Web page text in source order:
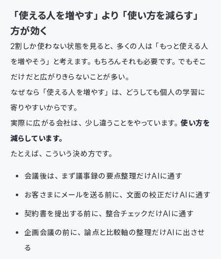
「使える人を増やす」より「使い方を減らす」
方が効く
2割しか使わない状態を見ると、多くの人は「もっと使える人
を増やそう」と考えます。もちろんそれも必要です。でもそこ
だけだと広がりきらないことが多い。
なぜなら「使える人を増やす」は、どうしても個人の学習に
寄りやすいからです。
実際に広がる会社は、少し違うことをやっています。使い方を
減らしています。
たとえば、こういう決め方です。
会議後は、まず議事録の要点整理だけAIに通す
お客さまにメールを送る前に、文面の校正だけAIに通す
契約書を提出する前に、整合チェックだけAIに通す
企画会議の前に、論点と比較軸の整理だけAIに出させ
る